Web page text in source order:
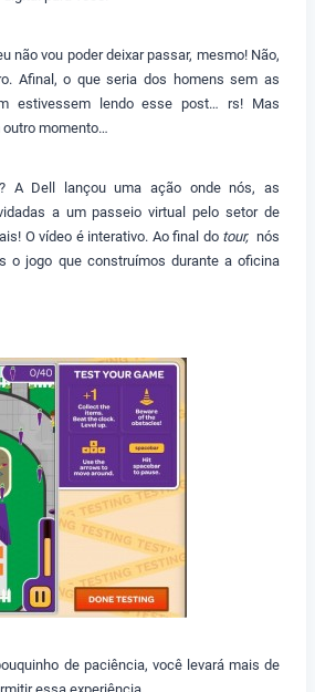
não vou poder deixar passar, mesmo! Não,
Afinal, o que seria dos homens sem as
estivessem lendo esse post… rs! Mas
momento…
A Dell lançou uma ação onde nós, as
a um passeio virtual pelo setor de
O vídeo é interativo. Ao final do tour, nós
o jogo que construímos durante a oficina
de paciência, você levará mais de